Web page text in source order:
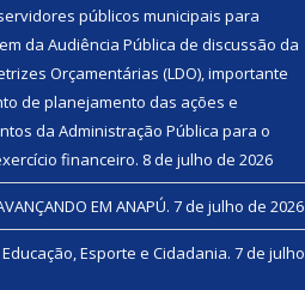
públicos municipais para
da Audiência Pública de discussão da
Orçamentárias (LDO), importante
de planejamento das ações e
da Administração Pública para o
financeiro. 8 de julho de 2026
EM ANAPÚ. 7 de julho de 2026
Educação, Esporte e Cidadania. 7 de julho